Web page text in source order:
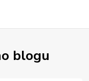
blogu